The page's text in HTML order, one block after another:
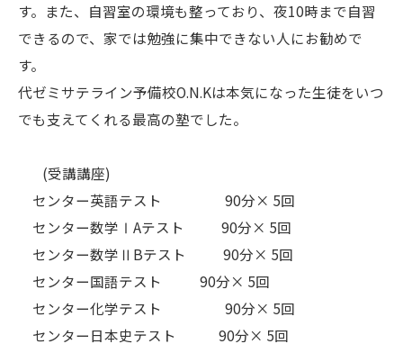
す。また、自習室の環境も整っており、夜10時まで自習
できるので、家では勉強に集中できない人にお勧めで
す。
代ゼミサテライン予備校O.N.Kは本気になった生徒をいつ
でも支えてくれる最高の塾でした。
(受講講座)
センター英語テスト 90分× 5回
センター数学ⅠAテスト 90分× 5回
センター数学ⅡBテスト 90分× 5回
センター国語テスト 90分× 5回
センター化学テスト 90分× 5回
センター日本史テスト 90分× 5回